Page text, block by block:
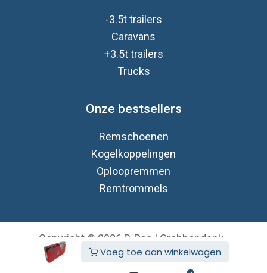
Voeg toe aan winkelwagen
-3.5t trailers
Caravans
+3.5t trailers
Trucks
Onze bestsellers
Remschoenen
Kogelkoppelingen
Oploopremmen
Remtrommels
Copyright © 2026 B-Pac | Grobbendonk
Nederlands (BE)
Aangeboden door Open source e-